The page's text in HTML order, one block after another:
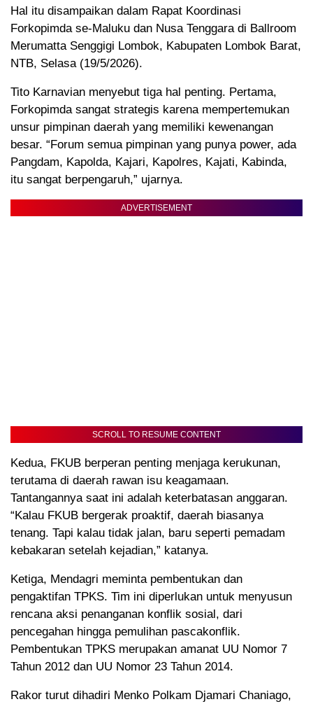
Hal itu disampaikan dalam Rapat Koordinasi
Forkopimda se-Maluku dan Nusa Tenggara di Ballroom
Merumatta Senggigi Lombok, Kabupaten Lombok Barat,
NTB, Selasa (19/5/2026).
Tito Karnavian menyebut tiga hal penting. Pertama,
Forkopimda sangat strategis karena mempertemukan
unsur pimpinan daerah yang memiliki kewenangan
besar. “Forum semua pimpinan yang punya power, ada
Pangdam, Kapolda, Kajari, Kapolres, Kajati, Kabinda,
itu sangat berpengaruh,” ujarnya.
ADVERTISEMENT
SCROLL TO RESUME CONTENT
Kedua, FKUB berperan penting menjaga kerukunan,
terutama di daerah rawan isu keagamaan.
Tantangannya saat ini adalah keterbatasan anggaran.
“Kalau FKUB bergerak proaktif, daerah biasanya
tenang. Tapi kalau tidak jalan, baru seperti pemadam
kebakaran setelah kejadian,” katanya.
Ketiga, Mendagri meminta pembentukan dan
pengaktifan TPKS. Tim ini diperlukan untuk menyusun
rencana aksi penanganan konflik sosial, dari
pencegahan hingga pemulihan pascakonflik.
Pembentukan TPKS merupakan amanat UU Nomor 7
Tahun 2012 dan UU Nomor 23 Tahun 2014.
Rakor turut dihadiri Menko Polkam Djamari Chaniago,